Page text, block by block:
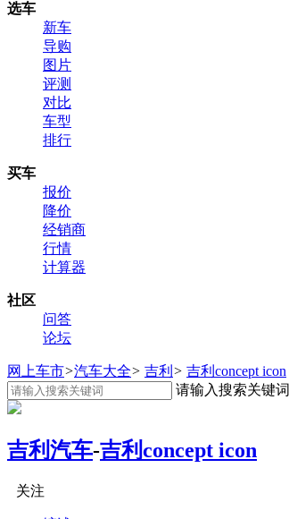
选车
新车
导购
图片
评测
对比
车型
排行
买车
报价
降价
经销商
行情
计算器
社区
问答
论坛
网上车市>汽车大全> 吉利 > 吉利concept icon
请输入搜索关键词
吉利汽车-吉利concept icon
关注